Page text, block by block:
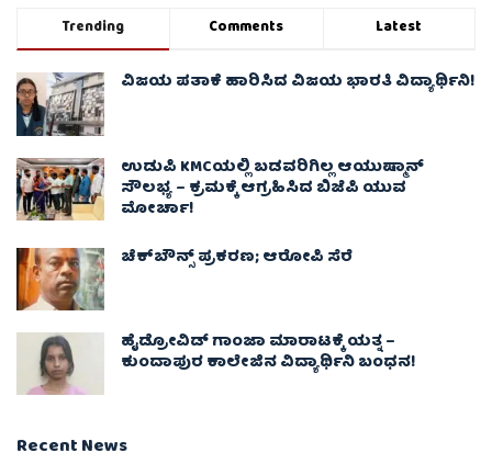
Trending Comments Latest
ವಿಜಯ ಪತಾಕೆ ಹಾರಿಸಿದ ವಿಜಯ ಭಾರತಿ ವಿದ್ಯಾರ್ಥಿನಿ!
ಉಡುಪಿ KMCಯಲ್ಲಿ ಬಡವರಿಗಿಲ್ಲ ಆಯುಷ್ಮಾನ್
ಸೌಲಭ್ಯ – ಕ್ರಮಕ್ಕೆ ಆಗ್ರಹಿಸಿದ ಬಿಜೆಪಿ ಯುವ
ಮೋರ್ಚಾ!
ಚೆಕ್​ಬೌನ್ಸ್​ ಪ್ರಕರಣ; ಆರೋಪಿ ಸೆರೆ
ಹೈಡ್ರೋವಿಡ್ ಗಾಂಜಾ ಮಾರಾಟಕ್ಕೆ ಯತ್ನ –
ಕುಂದಾಪುರ ಕಾಲೇಜಿನ ವಿದ್ಯಾರ್ಥಿನಿ ಬಂಧನ!
Recent News